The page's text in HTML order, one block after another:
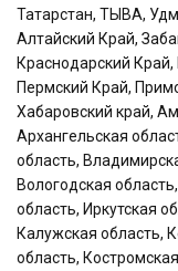
Татарстан, ТЫВА,
Алтайский Край,
Краснодарский
Пермский Край,
Хабаровский край,
Архангельская
область,
Вологодская
область, Иркутская
Калужская область,
область,